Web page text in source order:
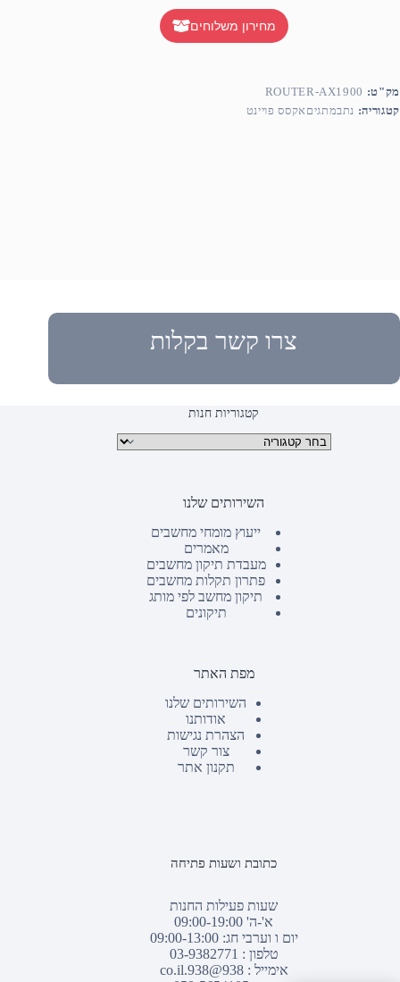
מחירון משלוחים
מק"ט: ROUTER-AX1900
קטגוריה: נתבמתגיםאקסס פויינט
צרו קשר בקלות
קטגוריות חנות
קטגוריות מוצרים
השירותים שלנו
ייעוץ מומחי מחשבים
מאמרים
מעבדת תיקון מחשבים
פתרון תקלות מחשבים
תיקון מחשב לפי מותג
תיקונים
מפת האתר
השירותים שלנו
אודותנו
הצהרת נגישות
צור קשר
תקנון אתר
כתובת ושעות פתיחה
שעות פעילות החנות
א'-ה' 09:00-19:00
יום ו וערבי חג: 09:00-13:00
טלפון : 03-9382771
אימייל :938@938.co.il